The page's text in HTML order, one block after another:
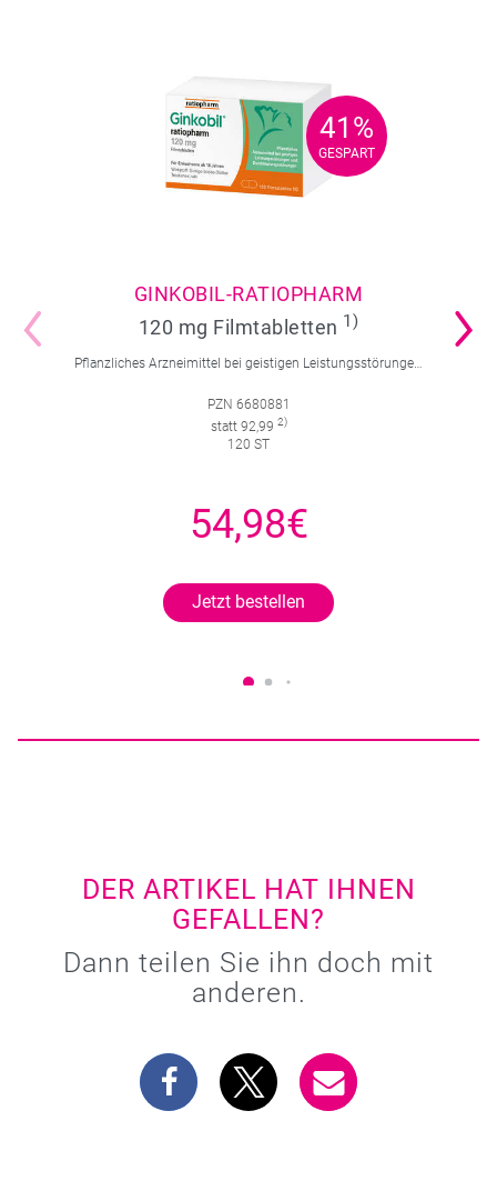
41%
GESPART
41%
GESPART
GINKOBIL-RATIOPHARM
120 mg Filmtabletten 1)
Pflanzliches Arzneimittel bei geistigen Leistungsstörungen und Durchblutungsstörungen.
PZN 6680881
statt 92,99 2)
120 ST
54,98€
Jetzt bestellen
DER ARTIKEL HAT IHNEN
GEFALLEN?
Dann teilen Sie ihn doch mit
anderen.